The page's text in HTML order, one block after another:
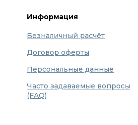
Информация
Безналичный расчёт
Договор оферты
Персональные данные
Часто задаваемые вопросы
(FAQ)